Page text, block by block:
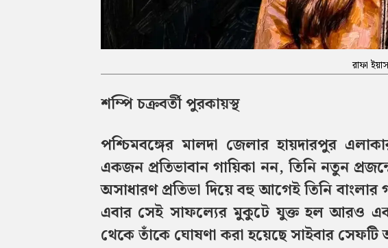
রাফা
শম্পি চক্রবর্তী পুরকায়স্থ
পশ্চিমবঙ্গের মালদা জেলার হায়দারপুর
একজন প্রতিভাবান গায়িকা নন, তিনি নতুন
অসাধারণ প্রতিভা দিয়ে বহু আগেই তিনি বাংলার
এবার সেই সাফল্যের মুকুটে যুক্ত হল আরও
থেকে তাঁকে ঘোষণা করা হয়েছে সাইবার সেফটি